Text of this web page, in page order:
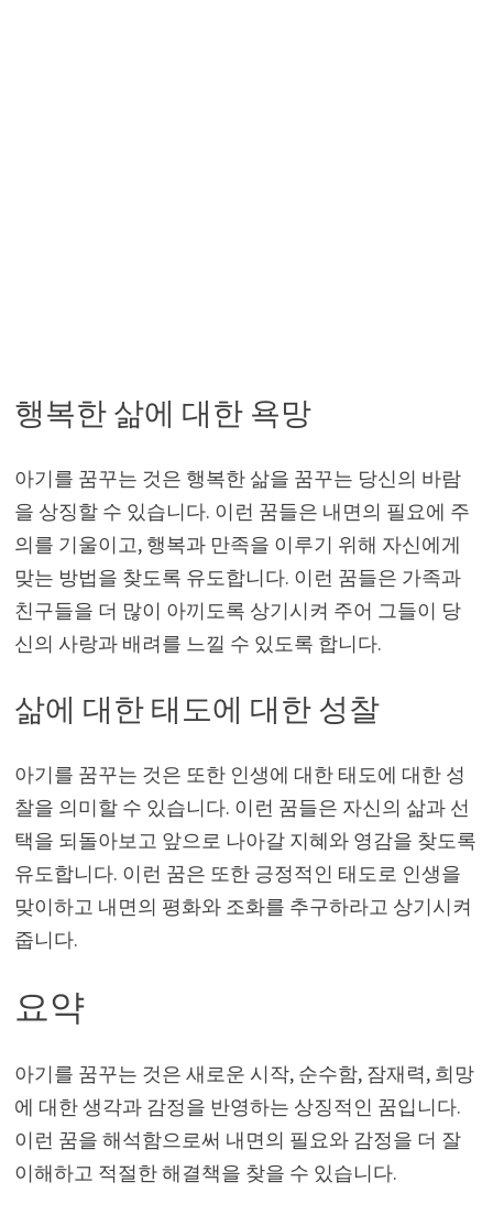
행복한 삶에 대한 욕망
아기를 꿈꾸는 것은 행복한 삶을 꿈꾸는 당신의 바람
을 상징할 수 있습니다. 이런 꿈들은 내면의 필요에 주
의를 기울이고, 행복과 만족을 이루기 위해 자신에게
맞는 방법을 찾도록 유도합니다. 이런 꿈들은 가족과
친구들을 더 많이 아끼도록 상기시켜 주어 그들이 당
신의 사랑과 배려를 느낄 수 있도록 합니다.
삶에 대한 태도에 대한 성찰
아기를 꿈꾸는 것은 또한 인생에 대한 태도에 대한 성
찰을 의미할 수 있습니다. 이런 꿈들은 자신의 삶과 선
택을 되돌아보고 앞으로 나아갈 지혜와 영감을 찾도록
유도합니다. 이런 꿈은 또한 긍정적인 태도로 인생을
맞이하고 내면의 평화와 조화를 추구하라고 상기시켜
줍니다.
요약
아기를 꿈꾸는 것은 새로운 시작, 순수함, 잠재력, 희망
에 대한 생각과 감정을 반영하는 상징적인 꿈입니다.
이런 꿈을 해석함으로써 내면의 필요와 감정을 더 잘
이해하고 적절한 해결책을 찾을 수 있습니다.